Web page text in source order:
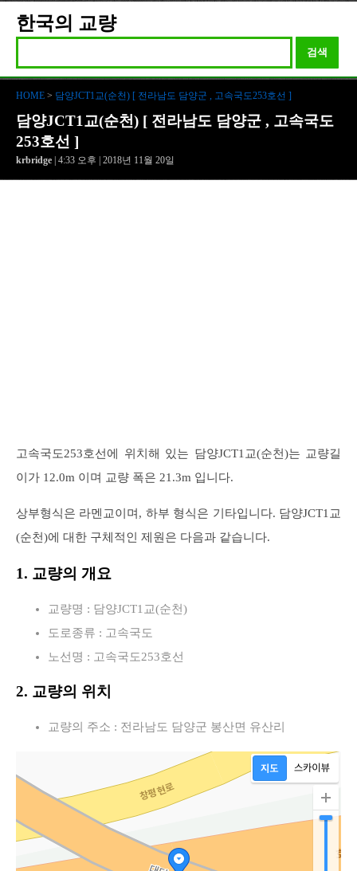
한국의 교량
검색
HOME > 담양JCT1교(순천) [ 전라남도 담양군 , 고속국도253호선 ]
담양JCT1교(순천) [ 전라남도 담양군 , 고속국도
253호선 ]
krbridge | 4:33 오후 | 2018년 11월 20일
고속국도253호선에 위치해 있는 담양JCT1교(순천)는 교량길
이가 12.0m 이며 교량 폭은 21.3m 입니다.
상부형식은 라멘교이며, 하부 형식은 기타입니다. 담양JCT1교
(순천)에 대한 구체적인 제원은 다음과 같습니다.
1. 교량의 개요
교량명 : 담양JCT1교(순천)
도로종류 : 고속국도
노선명 : 고속국도253호선
2. 교량의 위치
교량의 주소 : 전라남도 담양군 봉산면 유산리